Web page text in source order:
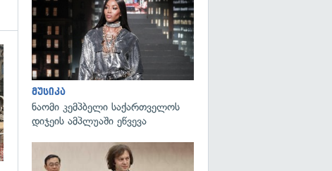
გადახედვა
მუსიკა
ნაომი კემპბელი საქართველოს
დიჯეის ამპლუაში ეწვევა